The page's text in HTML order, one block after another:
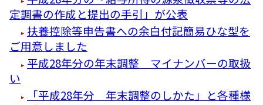
定調書の作成と提出の手引」が公表
扶養控除等申告書への余白付記簡易ひな型を
ご用意しました
平成28年分の年末調整 マイナンバーの取扱
い
「平成28年分 年末調整のしかた」と各種様